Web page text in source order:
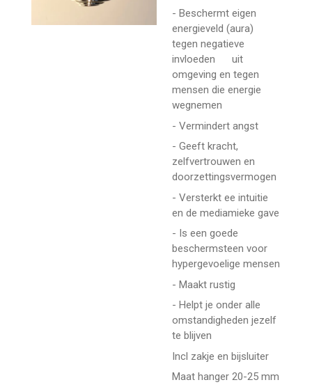
- Beschermt eigen
energieveld (aura)
tegen negatieve
invloeden uit
omgeving en tegen
mensen die energie
wegnemen
- Vermindert angst
- Geeft kracht,
zelfvertrouwen en
doorzettingsvermogen
- Versterkt ee intuitie
en de mediamieke gave
- Is een goede
beschermsteen voor
hypergevoelige mensen
- Maakt rustig
- Helpt je onder alle
omstandigheden jezelf
te blijven
Incl zakje en bijsluiter
Maat hanger 20-25 mm